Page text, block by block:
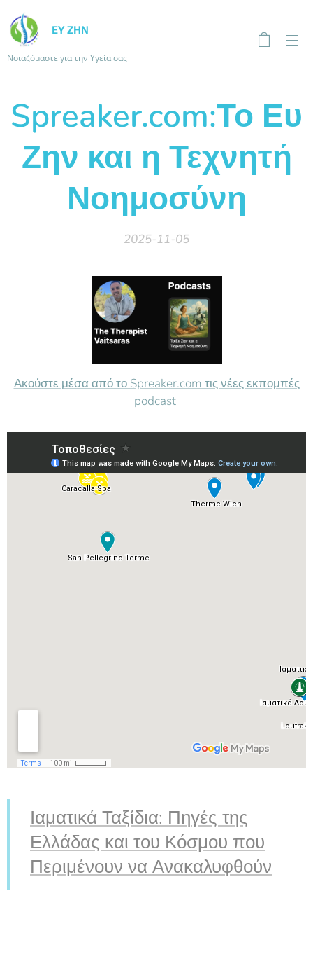
ΕΥ ΖΗΝ
Νοιαζόμαστε για την Υγεία σας
Spreaker.com:Το Ευ
Ζην και η Τεχνητή
Νοημοσύνη
2025-11-05
Ακούστε μέσα από το Spreaker.com τις νέες εκπομπές
podcast
Ιαματικά Ταξίδια: Πηγές της
Ελλάδας και του Κόσμου που
Περιμένουν να Ανακαλυφθούν